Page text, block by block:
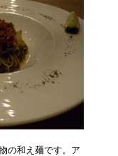
の和え麺です。ア